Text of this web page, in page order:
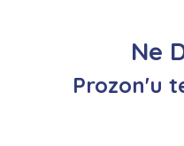
Ne
Prozon'u